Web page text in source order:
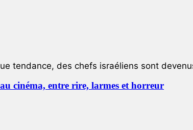
tendance, des chefs israéliens sont
cinéma, entre rire, larmes et horreur